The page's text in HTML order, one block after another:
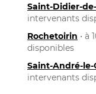
Saint-Didier-
intervenants
Rochetoirin • à
disponibles
Saint-André-le-
intervenants